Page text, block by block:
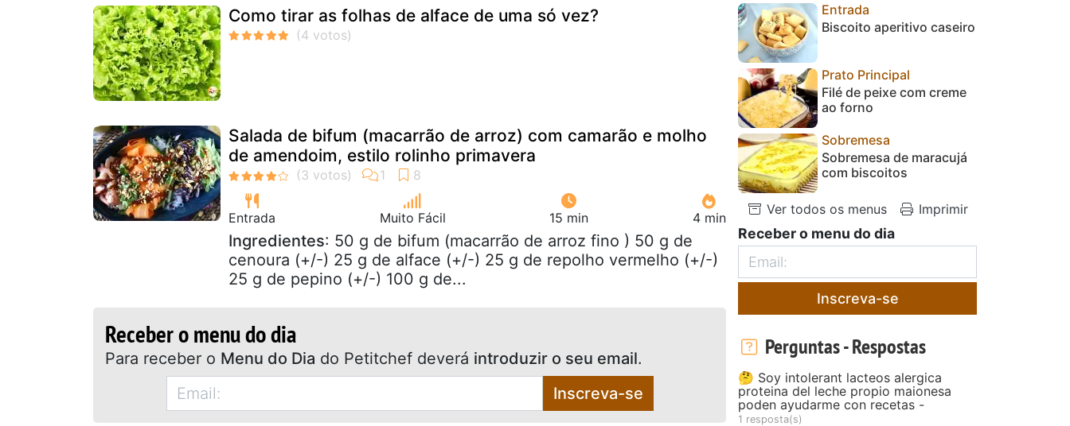
Como tirar as folhas de alface de uma só vez?
Salada de bifum (macarrão de arroz) com camarão e molho
de amendoim, estilo rolinho primavera
Entrada Muito Fácil 15 min 4 min
Ingredientes: 50 g de bifum (macarrão de arroz fino ) 50 g de
cenoura (+/-) 25 g de alface (+/-) 25 g de repolho vermelho (+/-)
25 g de pepino (+/-) 100 g de...
Receber o menu do dia
Para receber o Menu do Dia do Petitchef deverá introduzir o seu email.
Inscreva-se
Entrada
Biscoito aperitivo caseiro
Prato Principal
Filé de peixe com creme
ao forno
Sobremesa
Sobremesa de maracujá
com biscoitos
Ver todos os menus Imprimir
Receber o menu do dia
Inscreva-se
Perguntas - Respostas
🤔 Soy intolerant lacteos alergica
proteina del leche propio maionesa
poden ayudarme con recetas -
1 resposta(s)